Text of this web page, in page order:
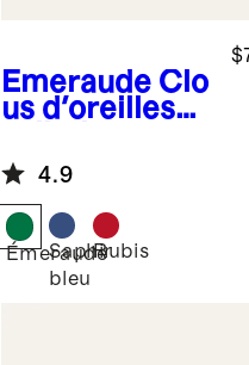
Émeraude Clo
us d'oreilles
or 14 carats à
pierre
précieuse
4.9
Émeraude
Saphir
bleu
Rubis